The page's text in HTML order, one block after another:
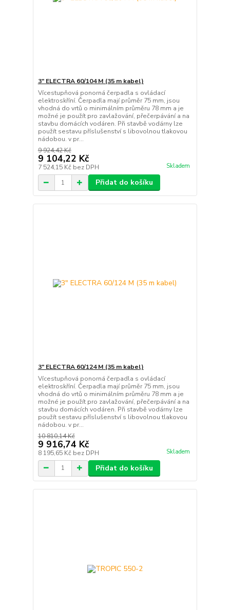
3" ELECTRA 60/104 M (35 m kabel)
Vícestupňová ponorná čerpadla s ovládací
elektroskříní. Čerpadla mají průměr 75 mm, jsou
vhodná do vrtů o minimálním průměru 78 mm a je
možné je použít pro zavlažování, přečerpávání a na
stavbu domácích vodáren. Při stavbě vodárny lze
použít sestavu příslušenství s libovolnou tlakovou
nádobou. v pr...
9 924,42 Kč
9 104,22 Kč
7 524,15 Kč bez DPH Skladem
Přidat do košíku
3" ELECTRA 60/124 M (35 m kabel)
Vícestupňová ponorná čerpadla s ovládací
elektroskříní. Čerpadla mají průměr 75 mm, jsou
vhodná do vrtů o minimálním průměru 78 mm a je
možné je použít pro zavlažování, přečerpávání a na
stavbu domácích vodáren. Při stavbě vodárny lze
použít sestavu příslušenství s libovolnou tlakovou
nádobou. v pr...
10 810,14 Kč
9 916,74 Kč
8 195,65 Kč bez DPH Skladem
Přidat do košíku